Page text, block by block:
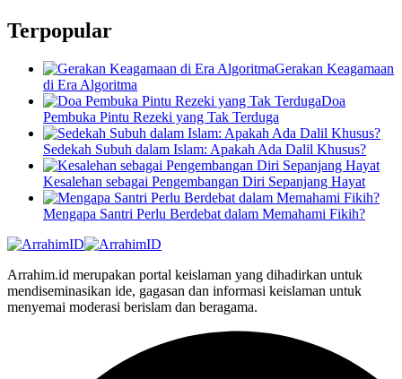
Terpopular
Gerakan Keagamaan
di Era Algoritma
Doa
Pembuka Pintu Rezeki yang Tak Terduga
Sedekah Subuh dalam Islam: Apakah Ada Dalil Khusus?
Kesalehan sebagai Pengembangan Diri Sepanjang Hayat
Mengapa Santri Perlu Berdebat dalam Memahami Fikih?
Arrahim.id merupakan portal keislaman yang dihadirkan untuk
mendiseminasikan ide, gagasan dan informasi keislaman untuk
menyemai moderasi berislam dan beragama.